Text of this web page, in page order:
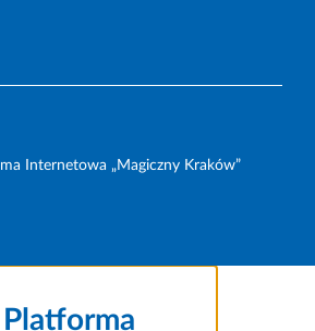
Internetowa „Magiczny Kraków”